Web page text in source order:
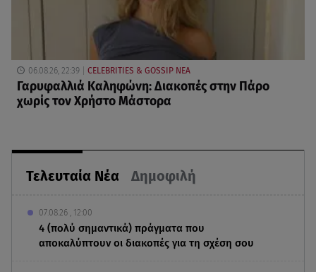
Τελευταία Νέα Δημοφιλή
07.08.26 , 12:00
4 (πολύ σημαντικά) πράγματα που
αποκαλύπτουν οι διακοπές για τη σχέση σου
06.08.26, 22:39 CELEBRITIES & GOSSIP ΝΕΑ
Γαρυφαλλιά Καληφώνη: Διακοπές στην Πάρο
χωρίς τον Χρήστο Μάστορα